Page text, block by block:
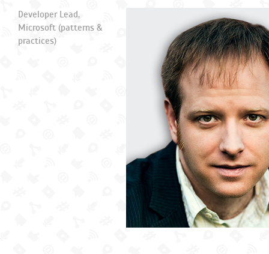
Developer Lead,
Microsoft (patterns &
practices)